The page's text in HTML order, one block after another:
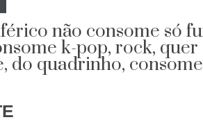
não consome só
k-pop, rock, quer
do quadrinho, consome